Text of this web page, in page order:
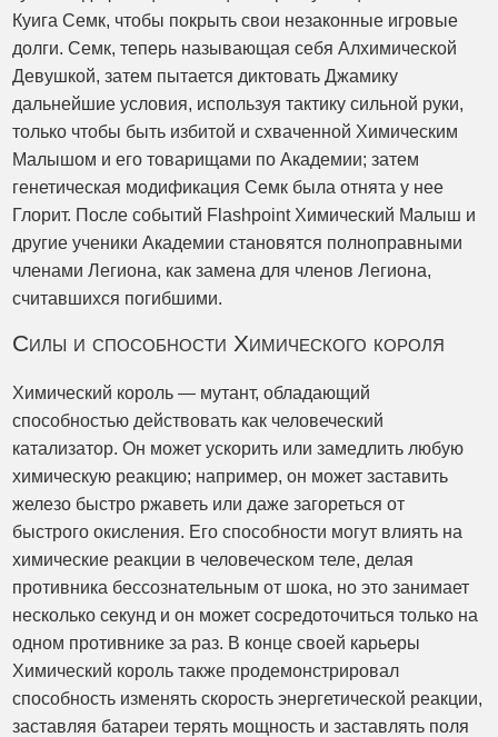
Куига Семк, чтобы покрыть свои незаконные игровые
долги. Семк, теперь называющая себя Алхимической
Девушкой, затем пытается диктовать Джамику
дальнейшие условия, используя тактику сильной руки,
только чтобы быть избитой и схваченной Химическим
Малышом и его товарищами по Академии; затем
генетическая модификация Семк была отнята у нее
Глорит. После событий Flashpoint Химический Малыш и
другие ученики Академии становятся полноправными
членами Легиона, как замена для членов Легиона,
считавшихся погибшими.
Силы и способности Химического короля
Химический король — мутант, обладающий
способностью действовать как человеческий
катализатор. Он может ускорить или замедлить любую
химическую реакцию; например, он может заставить
железо быстро ржаветь или даже загореться от
быстрого окисления. Его способности могут влиять на
химические реакции в человеческом теле, делая
противника бессознательным от шока, но это занимает
несколько секунд и он может сосредоточиться только на
одном противнике за раз. В конце своей карьеры
Химический король также продемонстрировал
способность изменять скорость энергетической реакции,
заставляя батареи терять мощность и заставлять поля